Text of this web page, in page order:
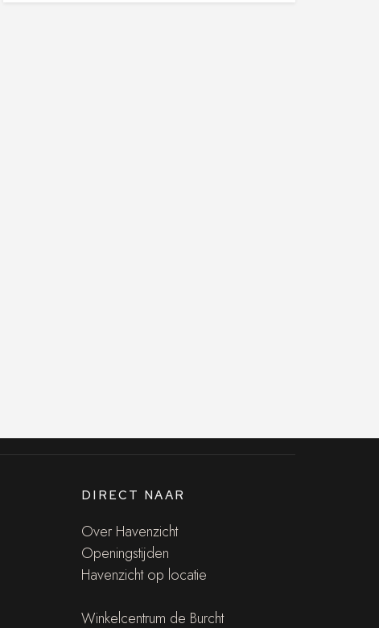
DIRECT NAAR
Over Havenzicht
Openingstijden
Havenzicht op locatie
Winkelcentrum de Burcht